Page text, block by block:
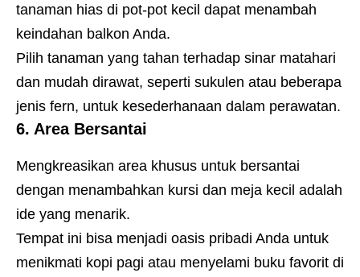
tanaman hias di pot-pot kecil dapat menambah
keindahan balkon Anda.
Pilih tanaman yang tahan terhadap sinar matahari
dan mudah dirawat, seperti sukulen atau beberapa
jenis fern, untuk kesederhanaan dalam perawatan.
6. Area Bersantai
Mengkreasikan area khusus untuk bersantai
dengan menambahkan kursi dan meja kecil adalah
ide yang menarik.
Tempat ini bisa menjadi oasis pribadi Anda untuk
menikmati kopi pagi atau menyelami buku favorit di